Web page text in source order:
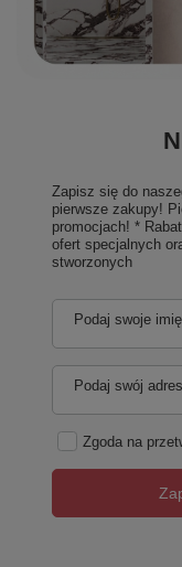
Zapisz się do
pierwsze zakupy!
promocjach! *
ofert specjalnych
stworzonych
Podaj swoje imię
Podaj swój
Zgoda na